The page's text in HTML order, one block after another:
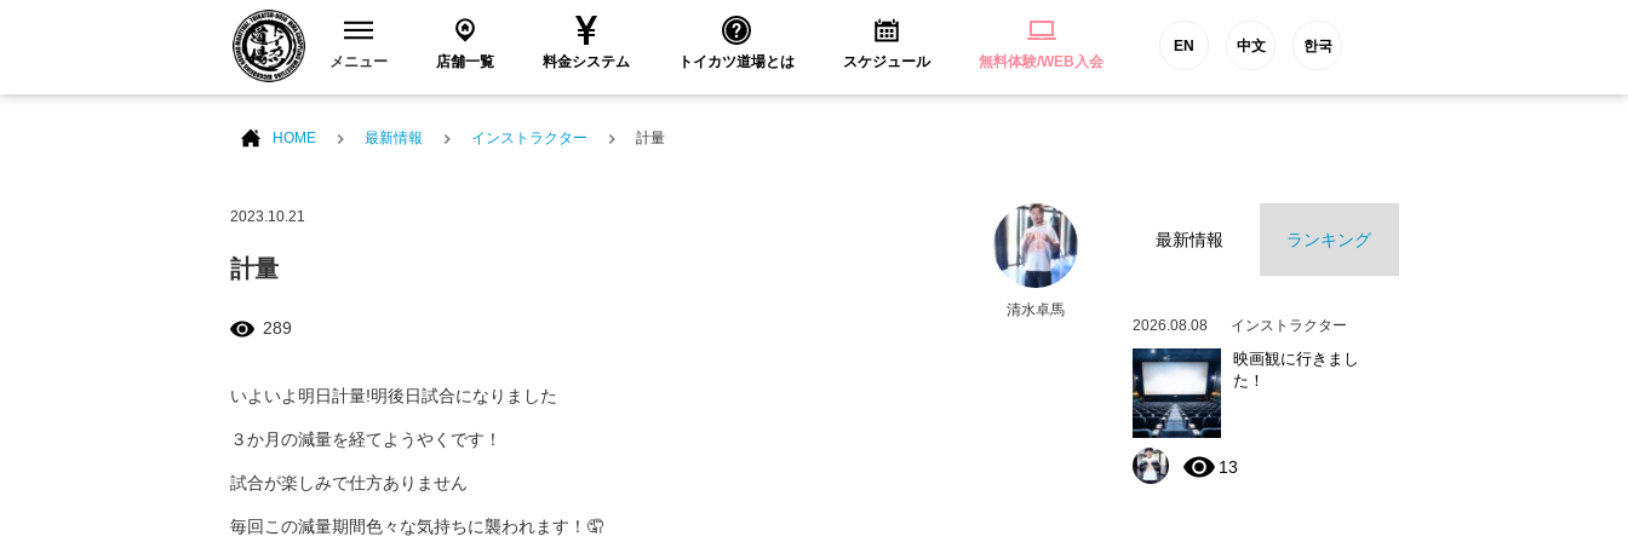
メニュー 店舗一覧 料金システム トイカツ道場とは スケジュール 無料体験/WEB入会
EN 中文 한국
HOME 最新情報 インストラクター 計量
清水卓馬
2023.10.21
計量
289
いよいよ明日計量!明後日試合になりました
３か月の減量を経てようやくです！
試合が楽しみで仕方ありません
毎回この減量期間色々な気持ちに襲われます！🤦
最新情報 ランキング
2026.08.08 インストラクター
映画観に行きまし
た！
13